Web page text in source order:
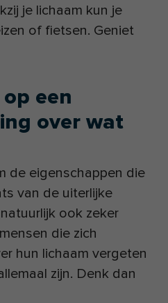
je lichaam kun je
of fietsen. Geniet
een
over wat
de eigenschappen die
van de uiterlijke
ook zeker
die zich
hun lichaam vergeten
zijn. Denk dan